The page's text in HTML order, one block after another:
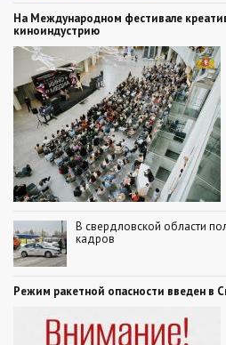
На Международном фестивале
киноиндустрию
В свердловской области
кадров
Режим ракетной опасности введен в